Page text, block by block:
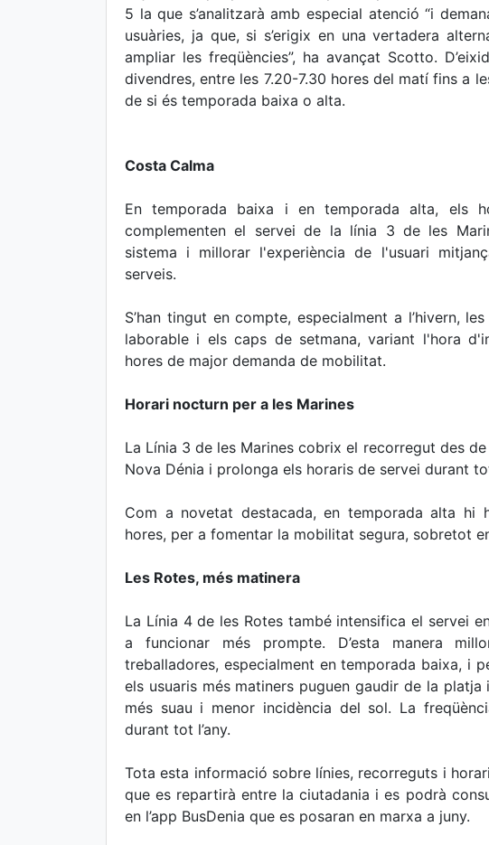
5 la que s’analitzarà amb especial atenció “i
usuàries, ja que, si s’erigix en una vertadera
ampliar les freqüències”, ha avançat Scotto.
divendres, entre les 7.20-7.30 hores del matí fins a
de si és temporada baixa o alta.
Costa Calma
En temporada baixa i en temporada alta, els
complementen el servei de la línia 3 de les
sistema i millorar l'experiència de l'usuari
serveis.
S’han tingut en compte, especialment a l’hivern,
laborable i els caps de setmana, variant l'hora
hores de major demanda de mobilitat.
Horari nocturn per a les Marines
La Línia 3 de les Marines cobrix el recorregut des
Nova Dénia i prolonga els horaris de servei durant tot
Com a novetat destacada, en temporada alta hi
hores, per a fomentar la mobilitat segura, sobretot
Les Rotes, més matinera
La Línia 4 de les Rotes també intensifica el servei
a funcionar més prompte. D’esta manera
treballadores, especialment en temporada baixa, i
els usuaris més matiners puguen gaudir de la
més suau i menor incidència del sol. La
durant tot l’any.
Tota esta informació sobre línies, recorreguts i
que es repartirà entre la ciutadania i es podrà
en l’app BusDenia que es posaran en marxa a juny.